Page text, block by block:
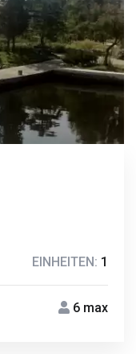
EINHEITEN: 1
6 max